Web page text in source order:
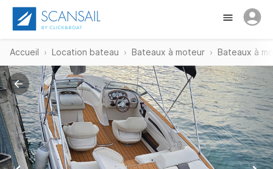
Accueil Location bateau Bateaux à moteur Bateaux à